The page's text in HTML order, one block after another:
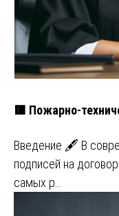
🟥 Пожарно-
Введение 🖋️ В
подписей на
самых р…